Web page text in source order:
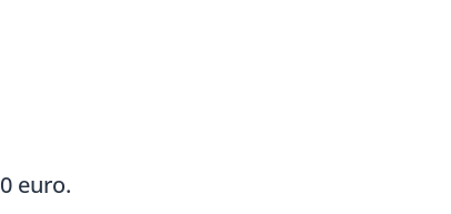
euro.